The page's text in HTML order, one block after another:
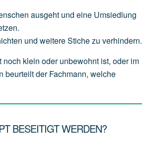
ausgeht und eine Umsiedlung
und weitereStichezu verhindern.
klein oder unbewohnt ist, oder im
beurteilt der Fachmann, welche
BESEITIGT WERDEN?